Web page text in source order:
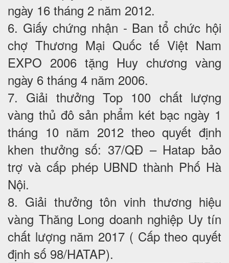
ngày 16 tháng 2 năm 2012.
6. Giấy chứng nhận - Ban tổ chức hội
chợ Thương Mại Quốc tế Việt Nam
EXPO 2006 tặng Huy chương vàng
ngày 6 tháng 4 năm 2006.
7. Giải thưởng Top 100 chất lượng
vàng thủ đô sản phẩm két bạc ngày 1
tháng 10 năm 2012 theo quyết định
khen thưởng số: 37/QĐ – Hatap bảo
trợ và cấp phép UBND thành Phố Hà
Nội.
8. Giải thưởng tôn vinh thương hiệu
vàng Thăng Long doanh nghiệp Uy tín
chất lượng năm 2017 ( Cấp theo quyết
định số 98/HATAP).